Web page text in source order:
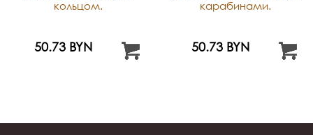
кольцом.
50.73 BYN
карабинами.
50.73 BYN